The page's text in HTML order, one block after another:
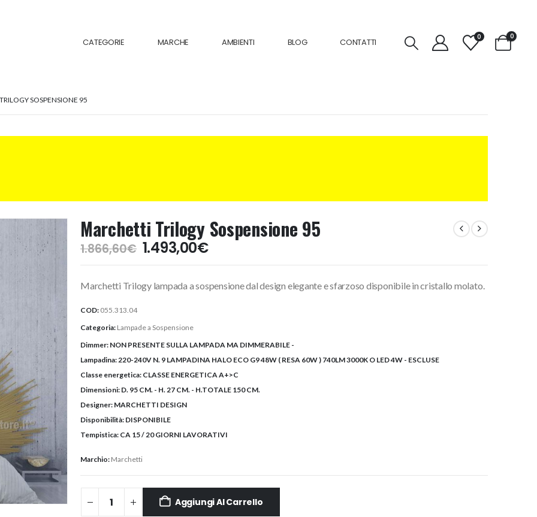
CATEGORIE MARCHE AMBIENTI BLOG CONTATTI
0 0
SOSPENSIONE 95
Marchetti Trilogy Sospensione 95
1.866,60€ Il
prezzo
era:
1.493,00€Il
prezzo
è:
Marchetti Trilogy lampada a sospensione dal design elegante e sfarzoso disponibile in cristallo molato.
COD: 055.313.04
Categoria: Lampade a Sospensione
Dimmer: NON PRESENTE SULLA LAMPADA MA DIMMERABILE -
Lampadina: 220-240V N. 9 LAMPADINA HALO ECO G9 48W ( RESA 60W ) 740LM 3000K O LED 4W - ESCLUSE
Classe energetica: CLASSE ENERGETICA A+>C
Dimensioni: D. 95 CM. - H. 27 CM. - H.TOTALE 150 CM.
Designer: MARCHETTI DESIGN
Disponibilità: DISPONIBILE
Tempistica: CA 15 / 20 GIORNI LAVORATIVI
Marchio: Marchetti
Aggiungi Al Carrello